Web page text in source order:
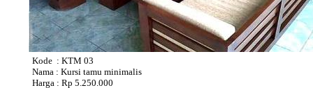
Kode : KTM 03
Nama : Kursi tamu minimalis
Harga : Rp 5.250.000